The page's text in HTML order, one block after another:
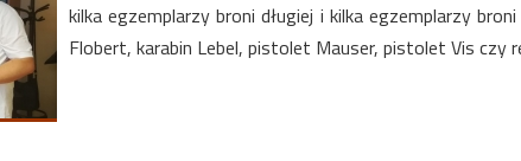
kilka egzemplarzy broni długiej i kilka egzemplarzy
Flobert, karabin Lebel, pistolet Mauser, pistolet Vis czy